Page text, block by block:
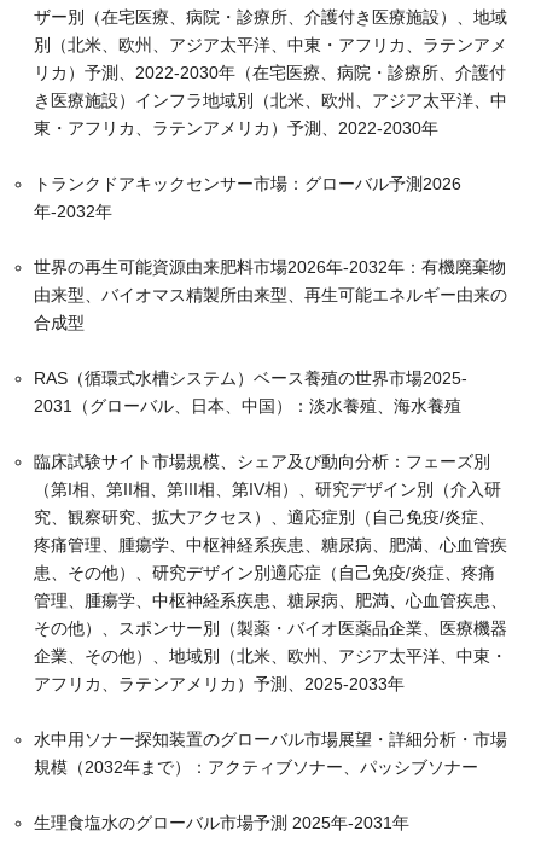
ザー別（在宅医療、病院・診療所、介護付き医療施設）、地域
別（北米、欧州、アジア太平洋、中東・アフリカ、ラテンアメ
リカ）予測、2022-2030年（在宅医療、病院・診療所、介護付
き医療施設）インフラ地域別（北米、欧州、アジア太平洋、中
東・アフリカ、ラテンアメリカ）予測、2022-2030年
トランクドアキックセンサー市場：グローバル予測2026
年-2032年
世界の再生可能資源由来肥料市場2026年-2032年：有機廃棄物
由来型、バイオマス精製所由来型、再生可能エネルギー由来の
合成型
RAS（循環式水槽システム）ベース養殖の世界市場2025-
2031（グローバル、日本、中国）：淡水養殖、海水養殖
臨床試験サイト市場規模、シェア及び動向分析：フェーズ別
（第I相、第II相、第III相、第IV相）、研究デザイン別（介入研
究、観察研究、拡大アクセス）、適応症別（自己免疫/炎症、
疼痛管理、腫瘍学、中枢神経系疾患、糖尿病、肥満、心血管疾
患、その他）、研究デザイン別適応症（自己免疫/炎症、疼痛
管理、腫瘍学、中枢神経系疾患、糖尿病、肥満、心血管疾患、
その他）、スポンサー別（製薬・バイオ医薬品企業、医療機器
企業、その他）、地域別（北米、欧州、アジア太平洋、中東・
アフリカ、ラテンアメリカ）予測、2025-2033年
水中用ソナー探知装置のグローバル市場展望・詳細分析・市場
規模（2032年まで）：アクティブソナー、パッシブソナー
生理食塩水のグローバル市場予測 2025年-2031年